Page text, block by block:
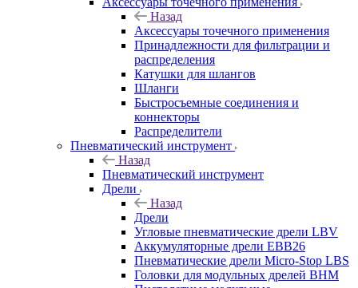
Назад
Аксессуары точечного применения
Принадлежности для фильтрации и
распределения
Катушки для шлангов
Шланги
Быстросъемные соединения и
коннекторы
Распределители
Пневматический инструмент
Назад
Пневматический инструмент
Дрели
Назад
Дрели
Угловые пневматические дрели LBV
Аккумуляторные дрели EBB26
Пневматические дрели Micro-Stop LBS
Головки для модульных дрелей BHM